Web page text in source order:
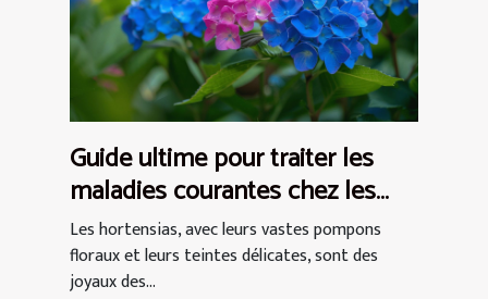
Guide ultime pour traiter les
maladies courantes chez les
hortensias
Les hortensias, avec leurs vastes pompons
floraux et leurs teintes délicates, sont des
joyaux des...